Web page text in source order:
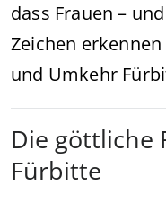
dass Frauen –
Zeichen
und Umkehr
Die göttliche
Fürbitte